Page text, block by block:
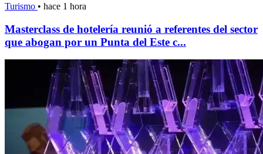
Turismo • hace 1 hora
Masterclass de hotelería reunió a referentes del sector
que abogan por un Punta del Este c...